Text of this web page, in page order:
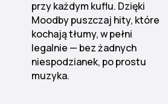
Dopełnij swoje popisowe
dania wyjątkowym
brzmieniem. My zajmiemy
się licencjami, Ty skup się na
obsłudze gości.